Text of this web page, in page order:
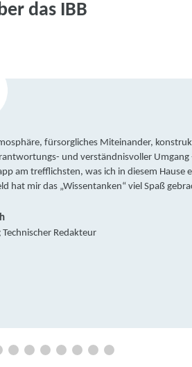
das IBB
fürsorgliches Miteinander,
und verständnisvoller Umgang
am trefflichsten, was ich in diesem Hause
hat mir das „Wissentanken“ viel Spaß
Redakteur